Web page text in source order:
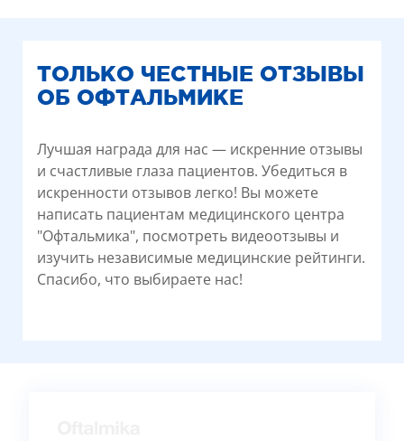
ТОЛЬКО ЧЕСТНЫЕ ОТЗЫВЫ
ОБ ОФТАЛЬМИКЕ
Лучшая награда для нас — искренние отзывы
и счастливые глаза пациентов. Убедиться в
искренности отзывов легко! Вы можете
написать пациентам медицинского центра
"Офтальмика", посмотреть видеоотзывы и
изучить независимые медицинские рейтинги.
Спасибо, что выбираете нас!